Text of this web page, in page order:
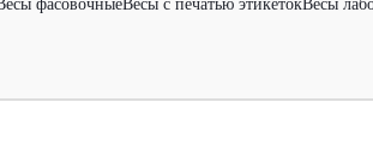
фасовочныеВесы с печатью этикетокВесы